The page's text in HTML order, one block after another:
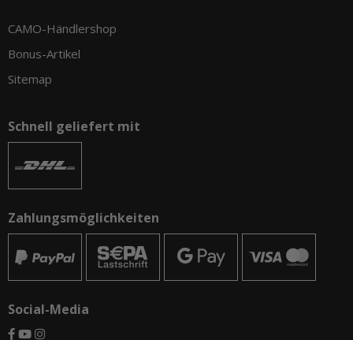
CAMO-Händlershop
Bonus-Artikel
Sitemap
Schnell geliefert mit
Zahlungsmöglichkeiten
Social-Media